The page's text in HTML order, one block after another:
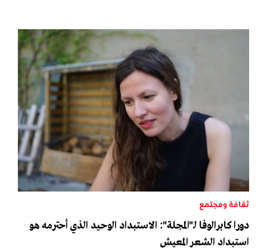
ثقافة ومجتمع
دورا كابرالوفا لـ"المجلة": الاستبداد الوحيد الذي أحترمه هو
استبداد الشعر المعيش